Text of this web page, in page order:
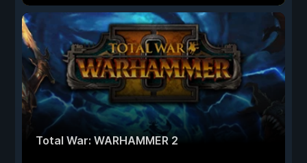
Total War: WARHAMMER 2